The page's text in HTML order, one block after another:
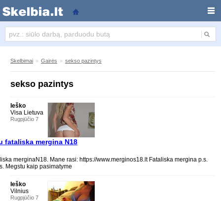
Skelbimai » Gairės » sekso pazintys
sekso pazintys
Ieško
Visa Lietuva
Rugpjūčio 7
fataliska mergina N18
merginaN18. Mane rasi: https://www.merginos18.lt Fataliska mergina p.s.
Megstu kaip pasimatyme
Ieško
Vilnius
Rugpjūčio 7